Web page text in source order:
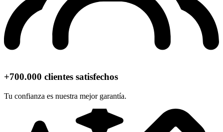
+700.000 clientes satisfechos
Tu confianza es nuestra mejor garantía.